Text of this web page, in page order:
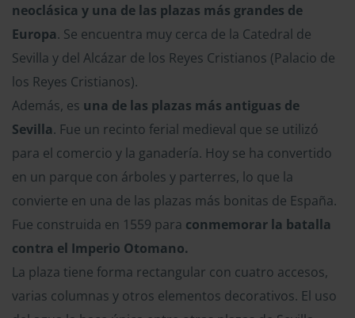
neoclásica y una de las plazas más grandes de
Europa. Se encuentra muy cerca de la Catedral de
Sevilla y del Alcázar de los Reyes Cristianos (Palacio de
los Reyes Cristianos).
Además, es una de las plazas más antiguas de
Sevilla. Fue un recinto ferial medieval que se utilizó
para el comercio y la ganadería. Hoy se ha convertido
en un parque con árboles y parterres, lo que la
convierte en una de las plazas más bonitas de España.
Fue construida en 1559 para conmemorar la batalla
contra el Imperio Otomano.
La plaza tiene forma rectangular con cuatro accesos,
varias columnas y otros elementos decorativos. El uso